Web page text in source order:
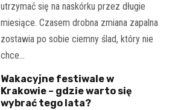
utrzymać się na naskórku przez długie
miesiące. Czasem drobna zmiana zapalna
zostawia po sobie ciemny ślad, który nie
chce…
Wakacyjne festiwale w
Krakowie – gdzie warto się
wybrać tego lata?